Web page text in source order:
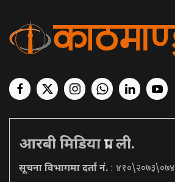
आरबी मिडिया प्रा. ली.
सूचना विभागमा दर्ता नं. : ४१०\२०७३\०७४